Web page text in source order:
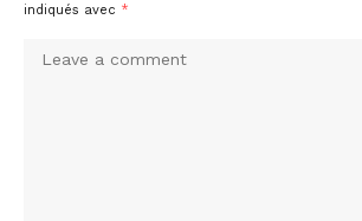
indiqués avec *